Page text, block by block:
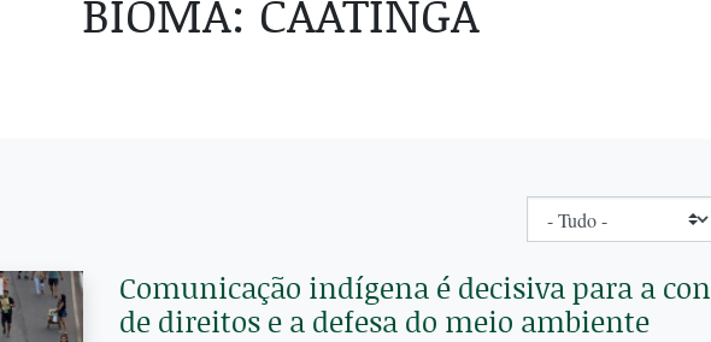
Comunicação indígena é decisiva para a
de direitos e a defesa do meio ambiente